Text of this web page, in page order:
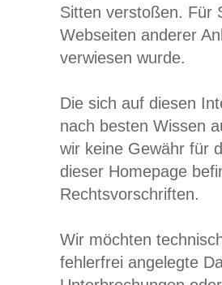
Sitten verstoßen. Für
Webseiten anderer
verwiesen wurde.
Die sich auf diesen
nach besten Wissen
wir keine Gewähr für
dieser Homepage
Rechtsvorschriften.
Wir möchten
fehlerfrei angelegte